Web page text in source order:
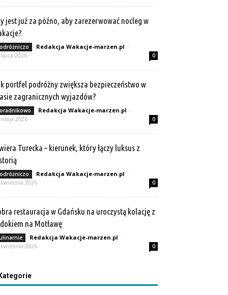
jest już za późno, aby zarezerwować nocleg w
Redakcja Wakacje-marzen.pl -
lipca 2026
0
portfel podróżny zwiększa bezpieczeństwo w
zagranicznych wyjazdów?
Redakcja Wakacje-marzen.pl -
2026
0
Turecka – kierunek, który łączy luksus z
Redakcja Wakacje-marzen.pl -
2026
0
restauracja w Gdańsku na uroczystą kolację z
na Motławę
Redakcja Wakacje-marzen.pl -
2026
0
Kategorie